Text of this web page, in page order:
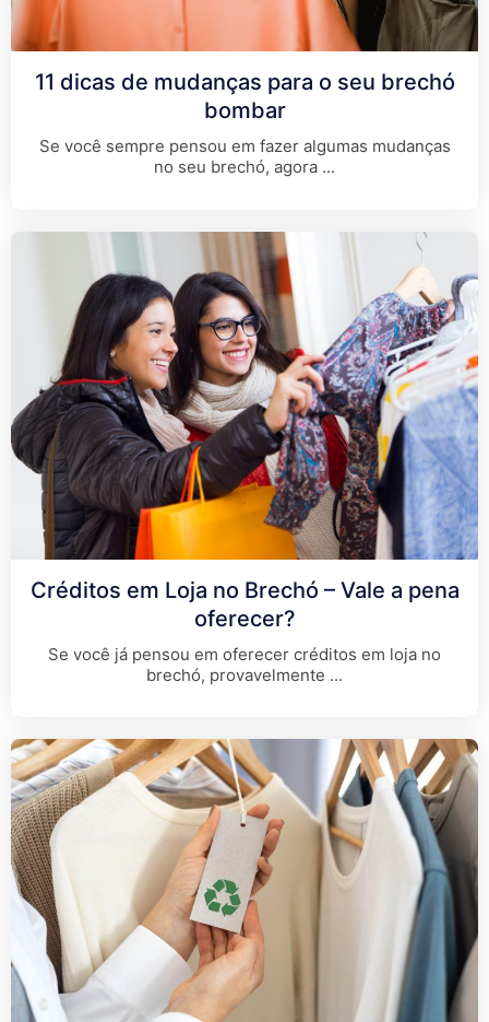
11 dicas de mudanças para o seu brechó
bombar
Se você sempre pensou em fazer algumas mudanças
no seu brechó, agora ...
Créditos em Loja no Brechó – Vale a pena
oferecer?
Se você já pensou em oferecer créditos em loja no
brechó, provavelmente ...